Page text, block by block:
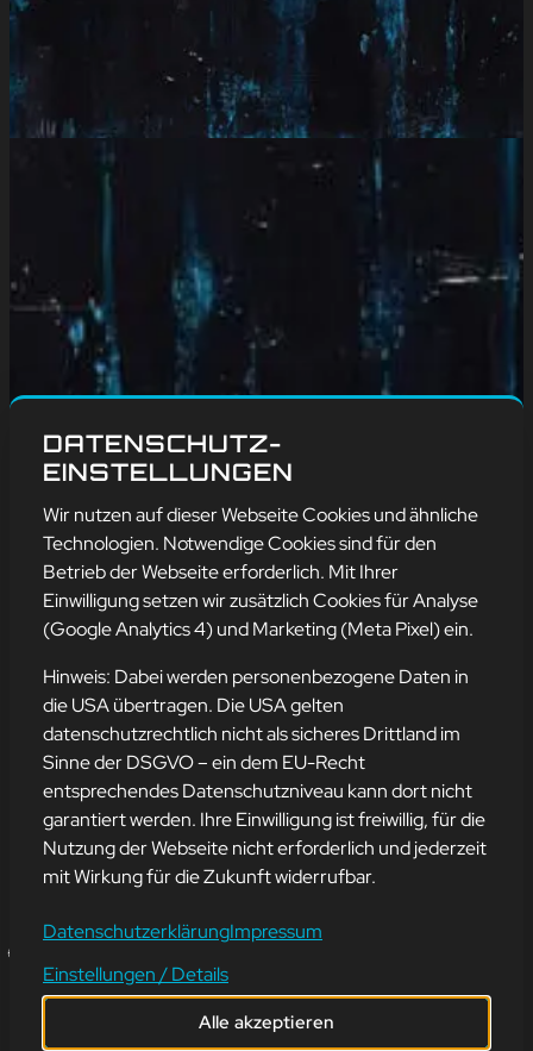
IT-GESCHICHTE
NOVEMBER
Am 26. November 1894 wurde Norbert Wiener geboren, der
Begründer der Kybernetik. Seine Arbeit zur Steuerung und
Kommunikation in Mensch und Maschine hat die Grundlagen für
DATENSCHUTZ-
EINSTELLUNGEN
Wir nutzen auf dieser Webseite Cookies und ähnliche
Technologien. Notwendige Cookies sind für den
Betrieb der Webseite erforderlich. Mit Ihrer
Einwilligung setzen wir zusätzlich Cookies für Analyse
(Google Analytics 4) und Marketing (Meta Pixel) ein.
Hinweis: Dabei werden personenbezogene Daten in
die USA übertragen. Die USA gelten
datenschutzrechtlich nicht als sicheres Drittland im
Sinne der DSGVO – ein dem EU-Recht
entsprechendes Datenschutzniveau kann dort nicht
garantiert werden. Ihre Einwilligung ist freiwillig, für die
Nutzung der Webseite nicht erforderlich und jederzeit
mit Wirkung für die Zukunft widerrufbar.
DatenschutzerklärungImpressum
Einstellungen / Details
Alle akzeptieren